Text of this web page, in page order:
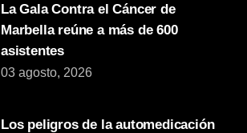
La Gala Contra el Cáncer de
Marbella reúne a más de 600
asistentes
03 agosto, 2026
Los peligros de la automedicación